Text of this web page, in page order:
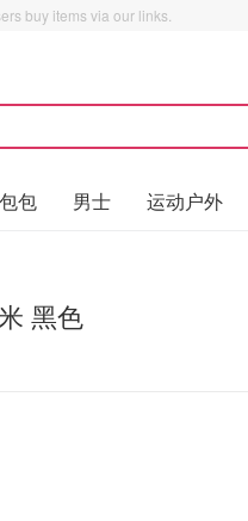
buy items via our links.
包包 男士 运动户外
黑色